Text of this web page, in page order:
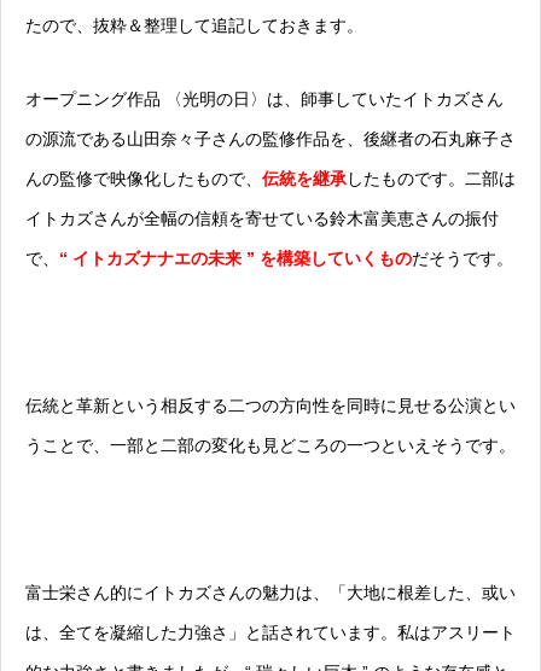
たので、抜粋＆整理して追記しておきます。
オープニング作品 〈光明の日〉は、師事していたイトカズさん
の源流である山田奈々子さんの監修作品を、後継者の石丸麻子さ
んの監修で映像化したもので、 伝統を継承したものです。二部は
イトカズさんが全幅の信頼を寄せている鈴木富美恵さんの振付
で、 “ イトカズナナエの未来 ” を構築していくものだそうです。
伝統と革新という相反する二つの方向性を同時に見せる公演とい
うことで、一部と二部の変化も見どころの一つといえそうです。
富士栄さん的にイトカズさんの魅力は、「大地に根差した、或い
は、全てを凝縮した力強さ」と話されています。私はアスリート